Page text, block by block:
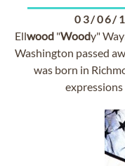
03/06/
Ellwood"Woody"
Washington passed
was born in
expressions